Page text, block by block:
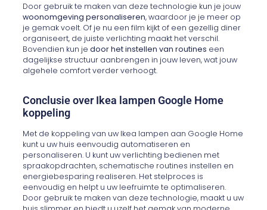
Door gebruik te maken van deze technologie kun je jouw
woonomgeving personaliseren, waardoor je je meer op
je gemak voelt. Of je nu een film kijkt of een gezellig diner
organiseert, de juiste verlichting maakt het verschil.
Bovendien kun jedoor het instellen van routines een
dagelijkse structuur aanbrengen in jouw leven, wat jouw
algehele comfort verder verhoogt.
Conclusie over Ikea lampen Google Home
koppeling
Met de koppeling van uw Ikea lampen aan Google Home
kunt u uw huis eenvoudig automatiseren en
personaliseren. U kunt uw verlichting bedienen met
spraakopdrachten, schematische routines instellen en
energiebesparing realiseren. Het stelproces is
eenvoudig en helpt u uw leefruimte te optimaliseren.
Door gebruik te maken van deze technologie, maakt u uw